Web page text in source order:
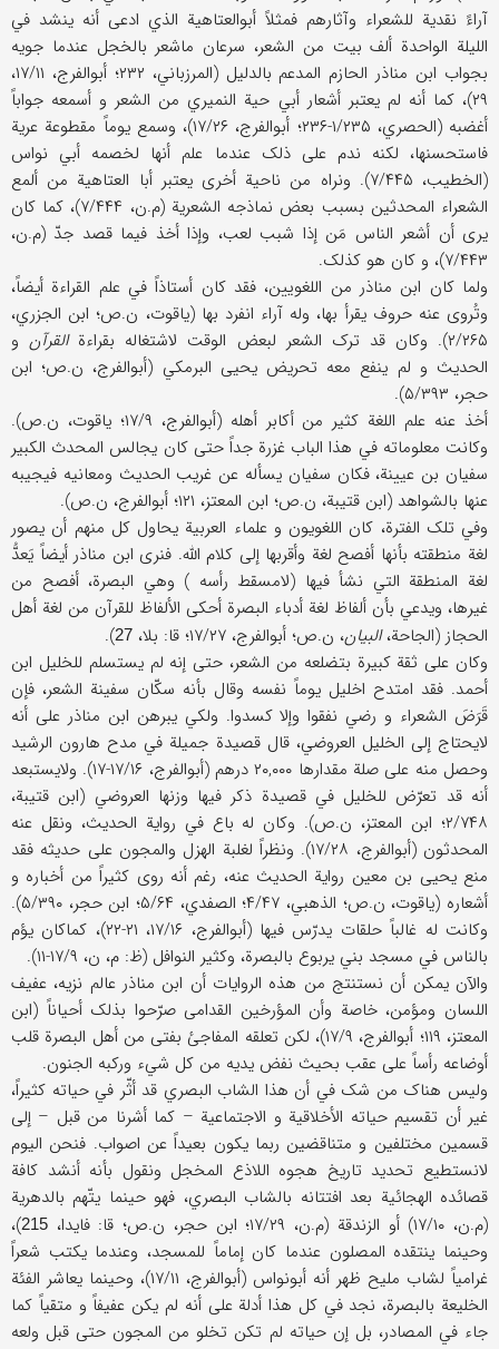
آراءً نقدیة للشعراء وآثارهم فمثلاً أبوالعتاهیة الذي ادعی أنه ینشد في
اللیلة الواحدة ألف بیت من الشعر، سرعان ماشعر بالخجل عندما جویه
بجواب ابن مناذر الحازم المدعم بالدلیل (المرزباني، ۲۳۲؛ أبوالفرج، ۱۷/۱۱،
۲۹)، کما أنه لم یعتبر أشعار أبي حیة النمیري من الشعر و أسمعه جواباً
أغضبه (الحصري، ۱/۲۳۵-۲۳۶؛ أبوالفرج، ۱۷/۲۶)، وسمع یوماً مقطوعة عریة
فاستحسنها، لکنه ندم علی ذلک عندما علم أنها لخصمه أبي نواس
(الخطیب، ۷/۴۴۵). ونراه من ناحیة أخری یعتبر أبا العتاهیة من ألمع
الشعراء المحدثین بسبب بعض نماذجه الشعریة (م.ن، ۷/۴۴۴)، کما کان
یری أن أشعر الناس مَن إذا شبب لعب، وإذا أخذ فیما قصد جدّ (م.ن،
۷/۴۴۳)، و کان هو کذلک.
ولما کان ابن مناذر من اللغویین، فقد کان أستاذاً في علم القراءة أیضاً،
وتُروی عنه حروف یقرأ بها، وله آراء انفرد بها (یاقوت، ن.ص؛ ابن الجزري،
۲/۲۶۵). وکان قد ترک الشعر لبعض الوقت لاشتغاله بقراءة
القرآن و
الحدیث و لم ینفع معه تحریض یحیی البرمکي (أبوالفرج، ن.ص؛ ابن
حجر، ۵/۳۹۳).
أخذ عنه علم اللغة کثیر من أکابر أهله (أبوالفرج، ۱۷/۹؛ یاقوت، ن.ص).
وکانت معلوماته في هذا الباب غزرة جداً حتی کان یجالس المحدث الکبیر
سفیان بن عیینة، فکان سفیان یسأله عن غریب الحدیث ومعانیه فیجیبه
عنها بالشواهد (ابن قتیبة، ن.ص؛ ابن المعتز، ۱۲۱؛ أبوالفرج، ن.ص).
وفي تلک الفترة، کان اللغویون و علماء العربیة یحاول کل منهم أن یصور
لغة منطقته بأنها أفصح لغة وأقربها إلی کلام الله. فنری ابن مناذر أیضاً یَعدُّ
لغة المنطقة التي نشأ فیها (لامسقط رأسه ) وهي البصرة، أفصح من
غیرها، ویدعي بأن ألفاظ لغة أدباء البصرة أحکی الألفاظ للقرآن من لغة أهل
الحجاز (الجاحة،البیان، ن.ص؛ أبوالفرج، ۱۷/۲۷؛ قا: بلا، 27
).
وکان علی ثقة کبیرة بتضلعه من الشعر، حتی إنه لم یستسلم للخلیل ابن
أحمد. فقد امتدح اخلیل یوماً نفسه وقال بأنه سکّان سفینة الشعر، فإن
قَرَضَ الشعراء و رضي نفقوا وإلا کسدوا. ولکي یبرهن ابن مناذر علی أنه
لایحتاج إلی الخلیل العروضي، قال قصیدة جمیلة في مدح هارون الرشید
وحصل منه علی صلة مقدارها ۲۰,۰۰۰ درهم (أبوالفرج، ۱۷/۱۶-۱۷). ولایستبعد
أنه قد تعرّض للخلیل في قصیدة ذکر فیها وزنها العروضي (ابن قتیبة،
۲/۷۴۸؛ ابن المعتز، ن.ص). وکان له باع في روایة الحدیث، ونقل عنه
المحدثون (أبوالفرج، ۱۷/۲۸). ونظراً لغلبة الهزل والمجون علی حدیثه فقد
منع یحیی بن معین روایة الحدیث عنه، رغم أنه روی کثیراً من أخباره و
أشعاره (یاقوت، ن.ص؛ الذهبي، ۴/۴۷؛ الصفدي، ۵/۶۴؛ ابن حجر، ۵/۳۹۰).
وکانت له غالباً حلقات یدرّس فیها (أبوالفرج، ۱۷/۱۶، ۲۱-۲۲)، کماکان یؤم
بالناس في مسجد بني یربوع بالبصرة، وکثیر النوافل (ظ: م، ن، ۱۷/۹-۱۱).
والآن یمکن أن نستنتج من هذه الروایات أن ابن مناذر عالم نزیه، عفیف
اللسان ومؤمن، خاصة وأن المؤرخین القدامی صرّحوا بذلک أحیاناً (ابن
المعتز، ۱۱۹؛ أبوالفرج، ۱۷/۹)، لکن تعلقه المفاجئ بفتی من أهل البصرة قلب
أوضاعه رأساً علی عقب بحیث نفض یدیه من کل شيء ورکبه الجنون.
ولیس هناک من شک في أن هذا الشاب البصري قد أثّر في حیاته کثیراً،
غیر أن تقسیم حیاته الأخلاقیة و الاجتماعیة – کما أشرنا من قبل – إلی
قسمین مختلفین و متناقضین ربما یکون بعیداً عن اصواب. فنحن الیوم
لانستطیع تحدید تاریخ هجوه اللاذع المخجل ونقول بأنه أنشد کافة
قصائده الهجائیة بعد افتتانه بالشاب البصري، فهو حینما یتّهم بالدهریة
(م.ن، ۱۷/۱۰) أو الزندقة (م.ن، ۱۷/۲۹؛ ابن حجر، ن.ص؛ قا: فایدا،
215)،
وحینما ینتقده المصلون عندما کان إماماً للمسجد، وعندما یکتب شعراً
غرامیاً لشاب ملیح ظهر أنه أبونواس (أبوالفرج، ۱۷/۱۱)، وحینما یعاشر الفئة
الخلیعة بالبصرة، نجد في کل هذا أدلة علی أنه لم یکن عفیفاً و متقیاً کما
جاء في المصادر، بل إن حیاته لم تکن تخلو من المجون حتی قبل ولعه